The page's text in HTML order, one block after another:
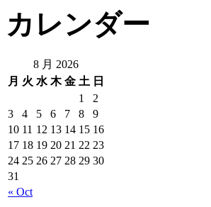
カレンダー
8 月 2026
月 火 水 木 金 土 日
« Oct
1
2
3
4 5 6 7 8
9
10 11 12 13 14 15 16
17 18 19 20 21 22 23
24 25 26 27 28 29 30
31